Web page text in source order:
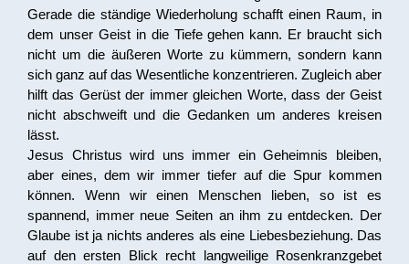
Gerade die ständige Wiederholung schafft einen Raum, in
dem unser Geist in die Tiefe gehen kann. Er braucht sich
nicht um die äußeren Worte zu kümmern, sondern kann
sich ganz auf das Wesentliche konzentrieren. Zugleich aber
hilft das Gerüst der immer gleichen Worte, dass der Geist
nicht abschweift und die Gedanken um anderes kreisen
lässt.
Jesus Christus wird uns immer ein Geheimnis bleiben,
aber eines, dem wir immer tiefer auf die Spur kommen
können. Wenn wir einen Menschen lieben, so ist es
spannend, immer neue Seiten an ihm zu entdecken. Der
Glaube ist ja nichts anderes als eine Liebesbeziehung. Das
auf den ersten Blick recht langweilige Rosenkranzgebet